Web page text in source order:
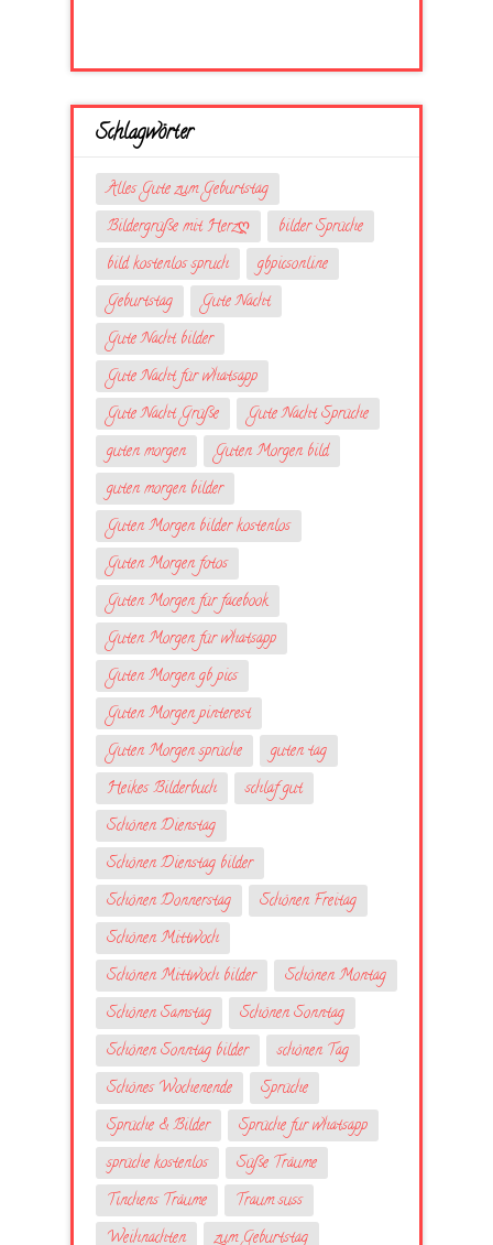
Schlagwörter
Alles Gute zum Geburtstag
Bildergrüße mit Herzღ
bilder Sprüche
bild kostenlos spruch
gbpicsonline
Geburtstag
Gute Nacht
Gute Nacht bilder
Gute Nacht für whatsapp
Gute Nacht Grüße
Gute Nacht Sprüche
guten morgen
Guten Morgen bild
guten morgen bilder
Guten Morgen bilder kostenlos
Guten Morgen fotos
Guten Morgen für facebook
Guten Morgen für whatsapp
Guten Morgen gb pics
Guten Morgen pinterest
Guten Morgen sprüche
guten tag
Heikes Bilderbuch
schlaf gut
Schönen Dienstag
Schönen Dienstag bilder
Schönen Donnerstag
Schönen Freitag
Schönen Mittwoch
Schönen Mittwoch bilder
Schönen Montag
Schönen Samstag
Schönen Sonntag
Schönen Sonntag bilder
schönen Tag
Schönes Wochenende
Sprüche
Sprüche & Bilder
Sprüche fur whatsapp
sprüche kostenlos
Süße Träume
Tinchens Träume
Traum suss
Weihnachten
zum Geburtstag